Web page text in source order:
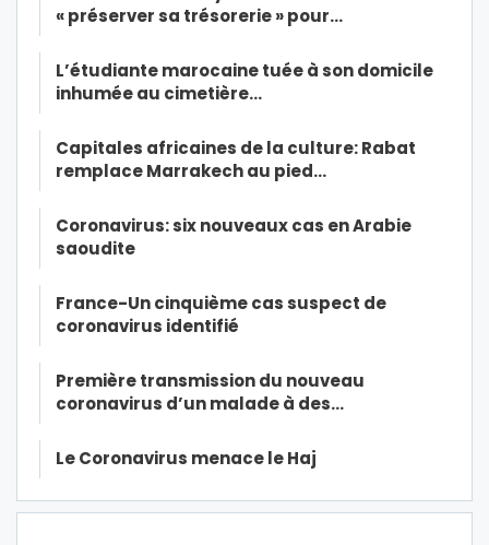
« préserver sa trésorerie » pour…
L’étudiante marocaine tuée à son domicile
inhumée au cimetière…
Capitales africaines de la culture: Rabat
remplace Marrakech au pied…
Coronavirus: six nouveaux cas en Arabie
saoudite
France-Un cinquième cas suspect de
coronavirus identifié
Première transmission du nouveau
coronavirus d’un malade à des…
Le Coronavirus menace le Haj